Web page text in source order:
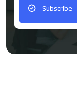
Subscribe